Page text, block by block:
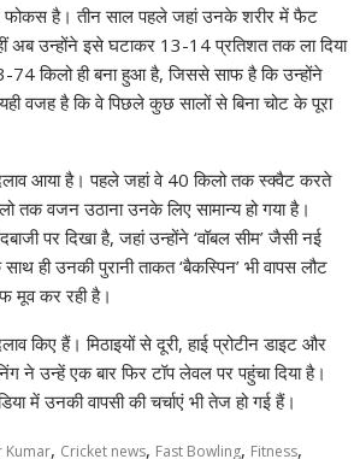
है। तीन साल पहले जहां उनके शरीर में फैट
अब उन्होंने इसे घटाकर 13-14 प्रतिशत तक ला दिया
किलो ही बना हुआ है, जिससे साफ है कि उन्होंने
वजह है कि वे पिछले कुछ सालों से बिना चोट के पूरा
आया है। पहले जहां वे 40 किलो तक स्क्वैट करते
तक वजन उठाना उनके लिए सामान्य हो गया है।
पर दिखा है, जहां उन्होंने ‘वॉबल सीम’ जैसी नई
ही उनकी पुरानी ताकत ‘बैकस्पिन’ भी वापस लौट
मूव कर रही है।
किए हैं। मिठाइयों से दूरी, हाई प्रोटीन डाइट और
ने उन्हें एक बार फिर टॉप लेवल पर पहुंचा दिया है।
में उनकी वापसी की चर्चाएं भी तेज हो गई हैं।
Kumar, Cricket news, Fast Bowling, Fitness,